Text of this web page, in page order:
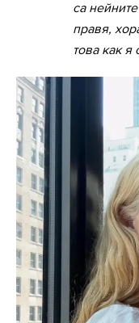
са
правя,
това как я